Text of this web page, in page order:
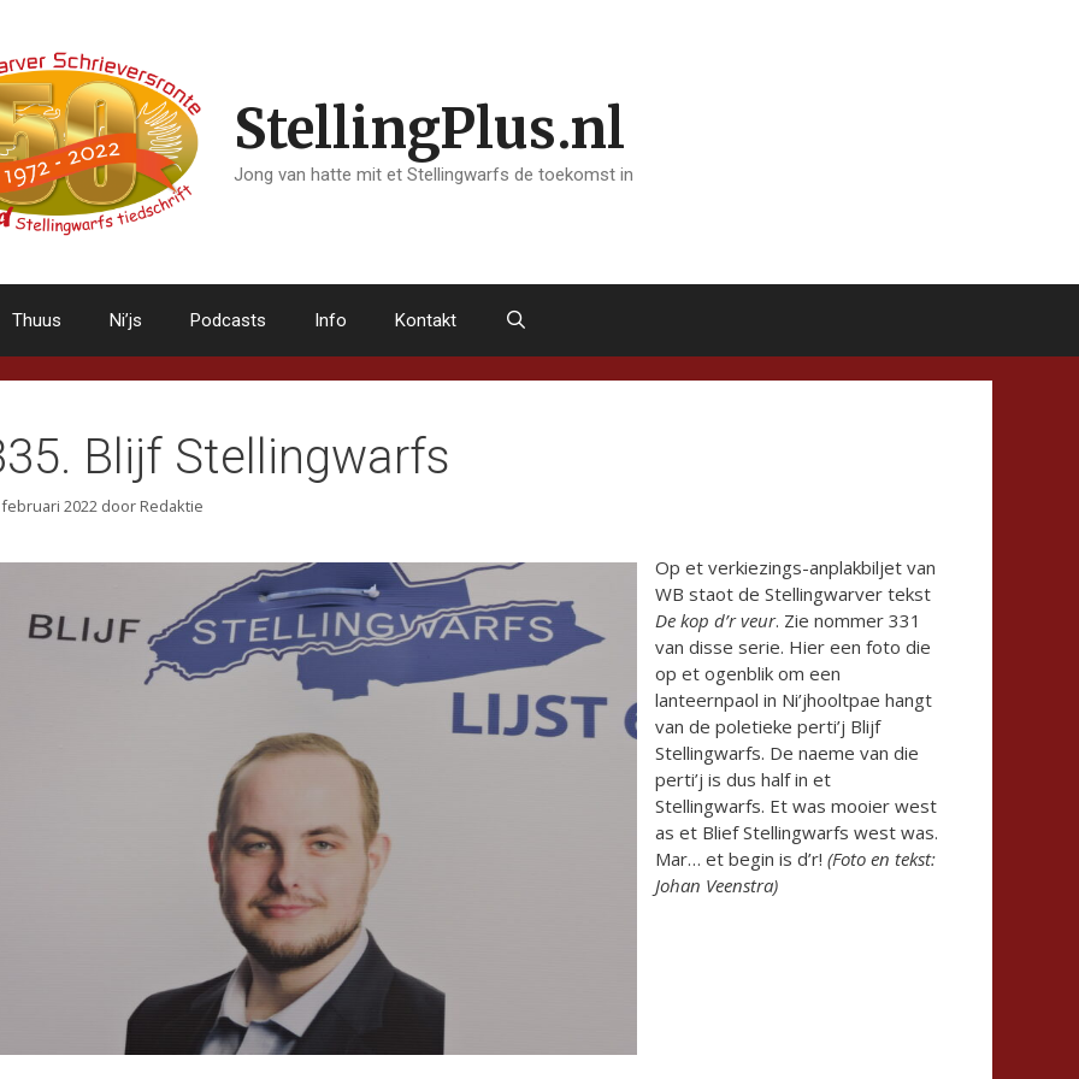
StellingPlus.nl
Jong van hatte mit et Stellingwarfs de toekomst in
Thuus Ni’js Podcasts Info Kontakt
Blijf Stellingwarfs
2022 door Redaktie
Op et verkiezings-anplakbiljet van
WB staot de Stellingwarver tekst
De kop d’r veur. Zie nommer 331
van disse serie. Hier een foto die
op et ogenblik om een
lanteernpaol in Ni’jhooltpae hangt
van de poletieke perti’j Blijf
Stellingwarfs. De naeme van die
perti’j is dus half in et
Stellingwarfs. Et was mooier west
as et Blief Stellingwarfs west was.
Mar… et begin is d’r! (Foto en tekst:
Johan Veenstra)